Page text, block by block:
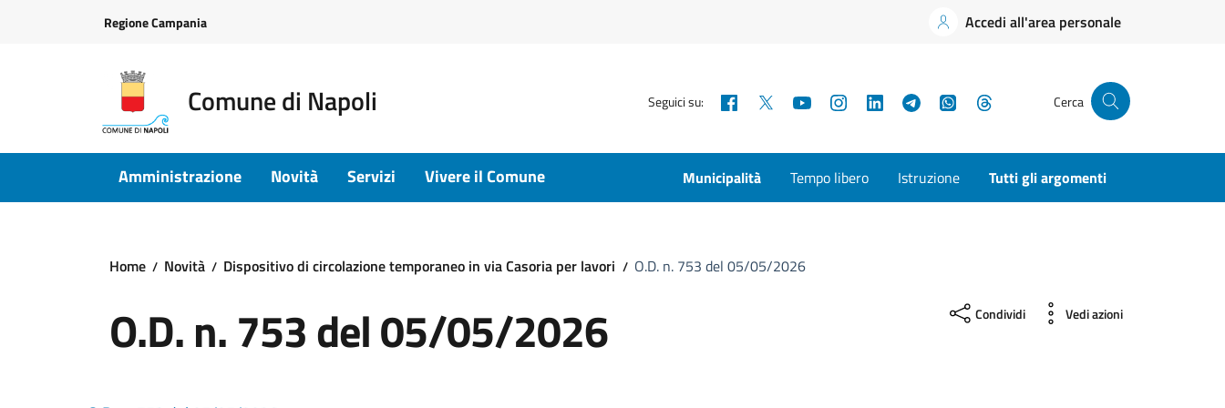
Regione Campania Accedi all'area personale
Comune di Napoli Seguici su: Facebook YouTubeInstagramLinkedInTelegramWhatsApp Cerca
Amministrazione Novità Servizi Vivere il Comune Municipalità Tempo libero Istruzione Tutti gli argomenti
Home Novità Dispositivo di circolazione temporaneo in via Casoria per lavori O.D. n. 753 del 05/05/2026
O.D. n. 753 del 05/05/2026 Condividi Vedi azioni